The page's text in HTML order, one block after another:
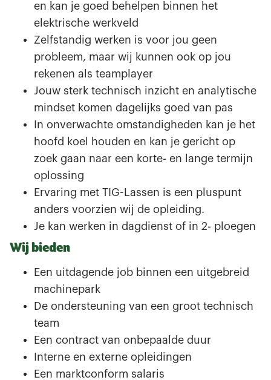
en kan je goed behelpen binnen het
elektrische werkveld
Zelfstandig werken is voor jou geen
probleem, maar wij kunnen ook op jou
rekenen als teamplayer
Jouw sterk technisch inzicht en analytische
mindset komen dagelijks goed van pas
In onverwachte omstandigheden kan je het
hoofd koel houden en kan je gericht op
zoek gaan naar een korte- en lange termijn
oplossing
Ervaring met TIG-Lassen is een pluspunt
anders voorzien wij de opleiding.
Je kan werken in dagdienst of in 2- ploegen
Wij bieden
Een uitdagende job binnen een uitgebreid
machinepark
De ondersteuning van een groot technisch
team
Een contract van onbepaalde duur
Interne en externe opleidingen
Een marktconform salaris